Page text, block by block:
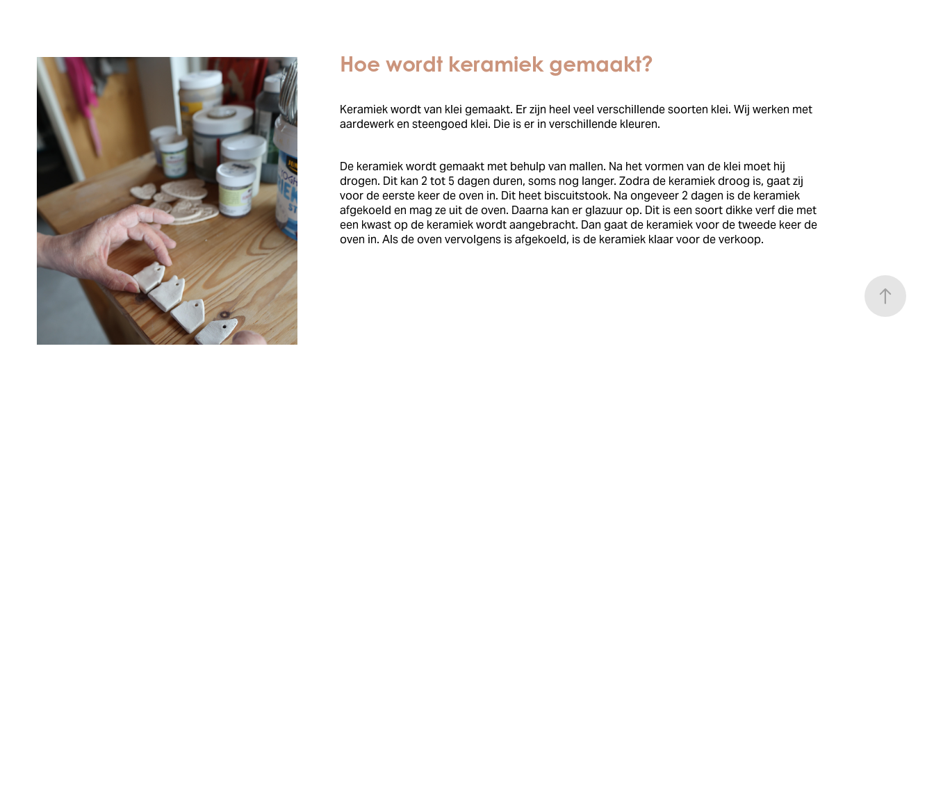
Hoe wordt keramiek gemaakt?
Keramiek wordt van klei gemaakt. Er zijn heel veel verschillende soorten klei. Wij werken met
aardewerk en steengoed klei. Die is er in verschillende kleuren.
De keramiek wordt gemaakt met behulp van mallen. Na het vormen van de klei moet hij
drogen. Dit kan 2 tot 5 dagen duren, soms nog langer. Zodra de keramiek droog is, gaat zij
voor de eerste keer de oven in. Dit heet biscuitstook. Na ongeveer 2 dagen is de keramiek
afgekoeld en mag ze uit de oven. Daarna kan er glazuur op. Dit is een soort dikke verf die met
een kwast op de keramiek wordt aangebracht. Dan gaat de keramiek voor de tweede keer de
oven in. Als de oven vervolgens is afgekoeld, is de keramiek klaar voor de verkoop.